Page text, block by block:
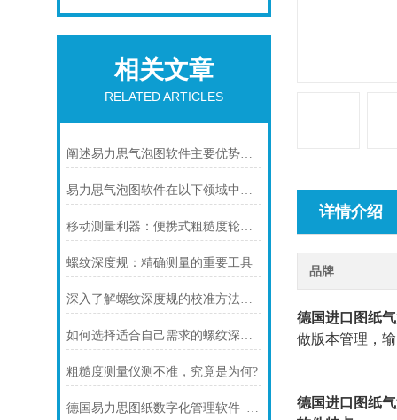
相关文章
RELATED ARTICLES
阐述易力思气泡图软件主要优势及应用场景
易力思气泡图软件在以下领域中的用途
移动测量利器：便携式粗糙度轮廓仪的多重应用
螺纹深度规：精确测量的重要工具
深入了解螺纹深度规的校准方法与实践
如何选择适合自己需求的螺纹深度规？
粗糙度测量仪测不准，究竟是为何?
德国易力思图纸数字化管理软件 | 快速制作气泡图，助力图纸制作和检测！
详情介绍
品牌
德国进口图纸
做版本管理，
德国进口图纸